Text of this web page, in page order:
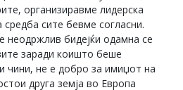
организиравме лидерска
средба сите бевме согласни.
неодржлив бидејќи одамна се
заради коишто беше
чини, не е добро за имиџот на
друга земја во Европа